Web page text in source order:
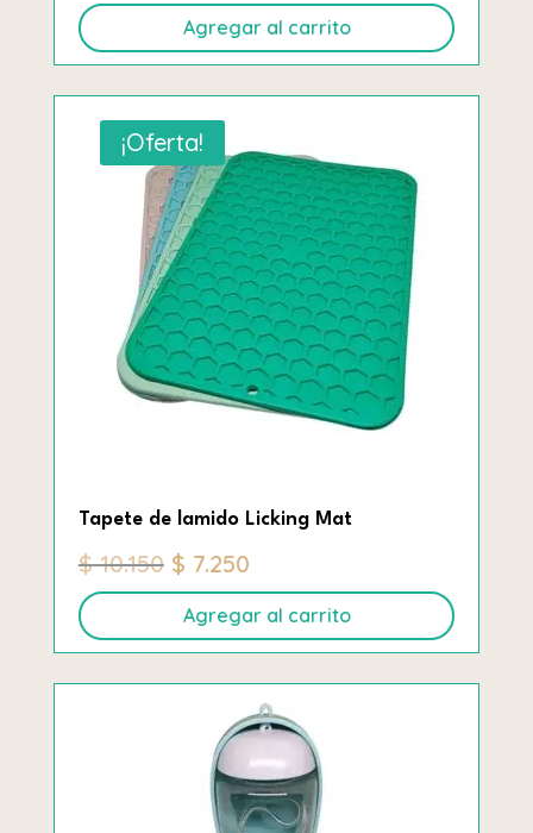
Agregar al carrito
¡Oferta!
Tapete de lamido Licking Mat
$10.150 El
precio
original
era:
$ 10.150.
$ 7.250El
precio
actual
es:
$ 7.250.
Agregar al carrito